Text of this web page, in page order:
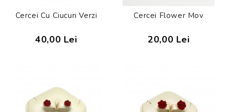
Cercei Cu Ciucuri Verzi
40,00 Lei
Cercei Flower Mov
20,00 Lei